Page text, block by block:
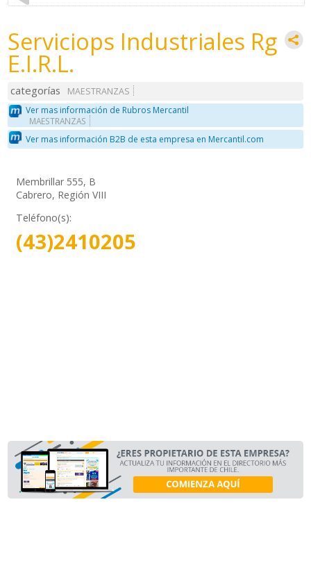
Serviciops Industriales Rg
E.I.R.L.
categorías
MAESTRANZAS
Ver mas información de Rubros Mercantil
MAESTRANZAS
Ver mas información B2B de esta empresa en Mercantil.com
Membrillar 555, B
Cabrero, Región VIII
Teléfono(s):
(43)2410205